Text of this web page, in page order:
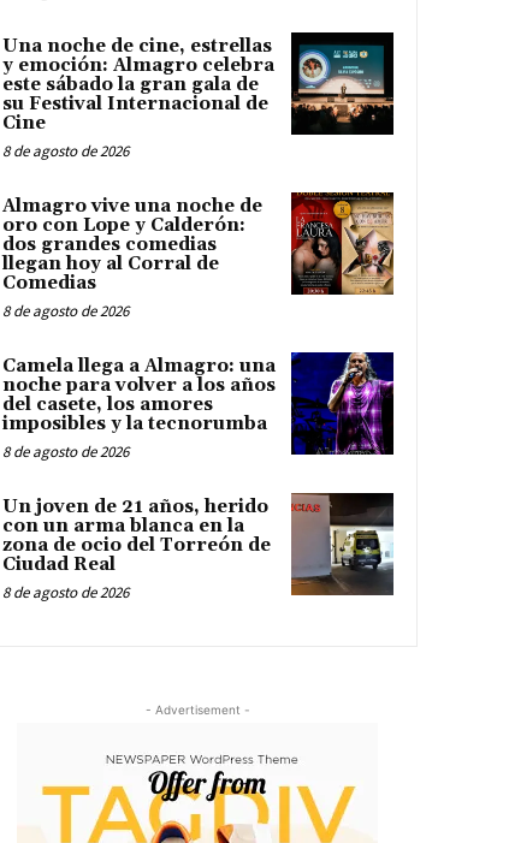
Una noche de cine, estrellas
y emoción: Almagro celebra
este sábado la gran gala de
su Festival Internacional de
Cine
8 de agosto de 2026
Almagro vive una noche de
oro con Lope y Calderón:
dos grandes comedias
llegan hoy al Corral de
Comedias
8 de agosto de 2026
Camela llega a Almagro: una
noche para volver a los años
del casete, los amores
imposibles y la tecnorumba
8 de agosto de 2026
Un joven de 21 años, herido
con un arma blanca en la
zona de ocio del Torreón de
Ciudad Real
8 de agosto de 2026
- Advertisement -